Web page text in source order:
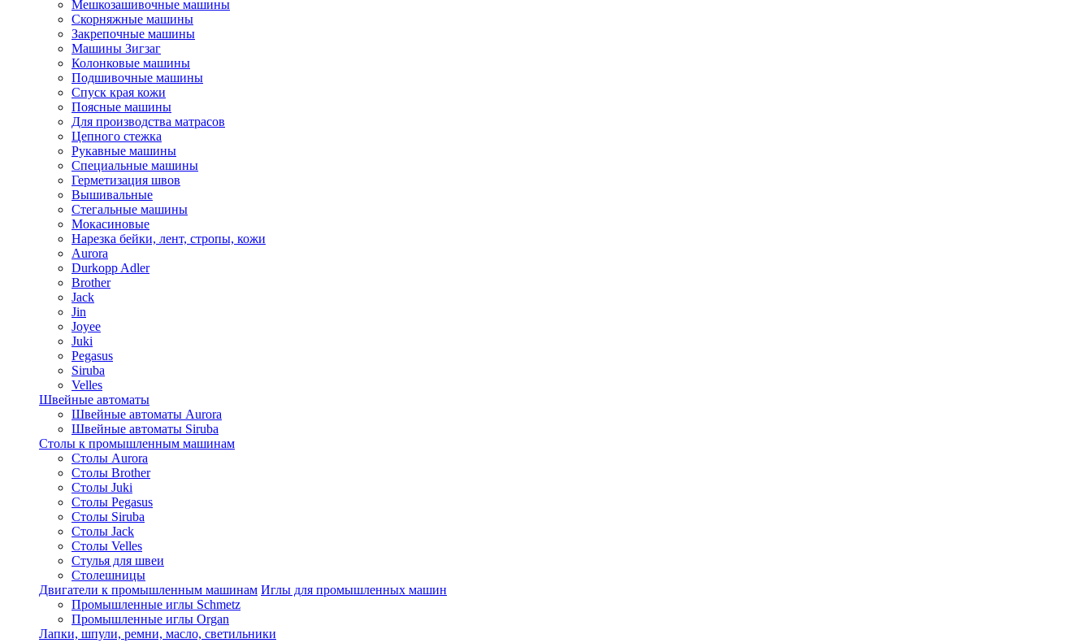
Мешкозашивочные машины
Скорняжные машины
Закрепочные машины
Машины Зигзаг
Колонковые машины
Подшивочные машины
Спуск края кожи
Поясные машины
Для производства матрасов
Цепного стежка
Рукавные машины
Специальные машины
Герметизация швов
Вышивальные
Стегальные машины
Мокасиновые
Нарезка бейки, лент, стропы, кожи
Aurora
Durkopp Adler
Brother
Jack
Jin
Joyee
Juki
Pegasus
Siruba
Velles
Швейные автоматы
Швейные автоматы Aurora
Швейные автоматы Siruba
Столы к промышленным машинам
Столы Aurora
Столы Brother
Столы Juki
Столы Pegasus
Столы Siruba
Столы Jack
Столы Velles
Стулья для швеи
Столешницы
Двигатели к промышленным машинам Иглы для промышленных машин
Промышленные иглы Schmetz
Промышленные иглы Organ
Лапки, шпули, ремни, масло, светильники